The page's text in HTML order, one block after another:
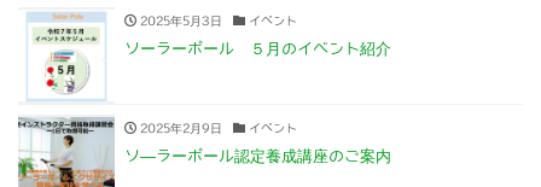
2025年5月3日 イベント
ソーラーポール ５月のイベント紹介
2025年2月9日 イベント
ソ―ラーポール認定養成講座のご案内